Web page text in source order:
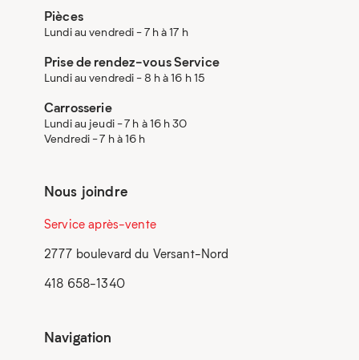
Pièces
Lundi au vendredi - 7 h à 17 h
Prise de rendez-vous Service
Lundi au vendredi - 8 h à 16 h 15
Carrosserie
Lundi au jeudi - 7 h à 16 h 30
Vendredi - 7 h à 16 h
Nous joindre
Service après-vente
2777 boulevard du Versant-Nord
418 658-1340
Navigation